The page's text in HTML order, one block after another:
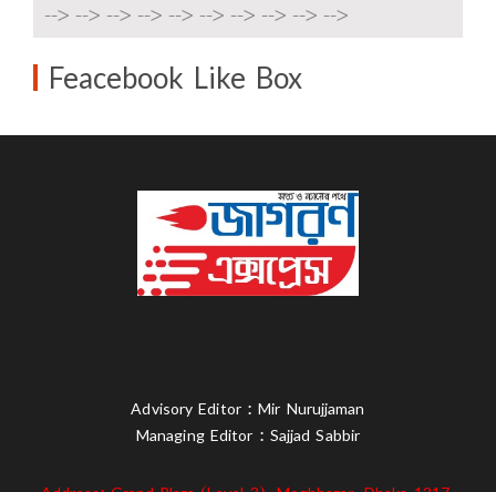
--> --> --> --> --> --> --> --> --> -->
Feacebook Like Box
Advisory Editor : Mir Nurujjaman
Managing Editor : Sajjad Sabbir